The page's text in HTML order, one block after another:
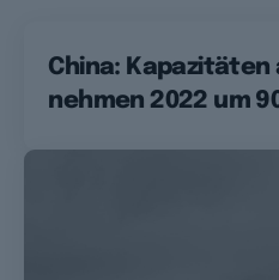
China: Kapazitäten
nehmen 2022 um